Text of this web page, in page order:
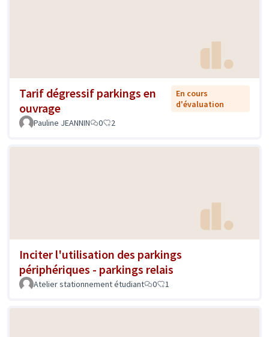
Tarif dégressif parkings en
ouvrage
En cours
d'évaluation
Pauline JEANNIN
0 2
Inciter l'utilisation des parkings
périphériques - parkings relais
Atelier stationnement étudiant 0 1